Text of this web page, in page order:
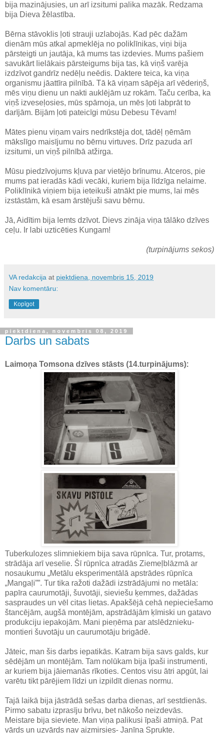
bija mazinājusies, un arī izsitumi palika mazāk. Redzama
bija Dieva žēlastība.
Bērna stāvoklis ļoti strauji uzlabojās. Kad pēc dažām
dienām mūs atkal apmeklēja no poliklīnikas, viņi bija
pārsteigti un jautāja, kā mums tas izdevies. Mums pašiem
savukārt lielākais pārsteigums bija tas, kā viņš varēja
izdzīvot gandrīz nedēļu neēdis. Daktere teica, ka viņa
organismu jāattīra pilnībā. Tā kā viņam sāpēja arī vēderiņš,
mēs viņu dienu un nakti auklējām uz rokām. Taču cerība, ka
viņš izveseļosies, mūs spārnoja, un mēs ļoti labprāt to
darījām. Bijām ļoti pateicīgi mūsu Debesu Tēvam!
Mātes pienu viņam vairs nedrīkstēja dot, tādēļ ņēmām
mākslīgo maisījumu no bērnu virtuves. Drīz pazuda arī
izsitumi, un viņš pilnībā atžirga.
Mūsu piedzīvojums kļuva par vietējo brīnumu. Atceros, pie
mums pat ieradās kādi vecāki, kuriem bija līdzīga nelaime.
Poliklīnikā viņiem bija ieteikuši atnākt pie mums, lai mēs
izstāstām, kā esam ārstējuši savu bērnu.
Jā, Aidītim bija lemts dzīvot. Dievs zināja viņa tālāko dzīves
ceļu. Ir labi uzticēties Kungam!
(turpinājums sekos)
VA redakcija at piektdiena, novembris 15, 2019
Nav komentāru:
Kopīgot
piektdiena, novembris 08, 2019
Darbs un sabats
Laimoņa Tomsona dzīves stāsts (14.turpinājums):
Tuberkulozes slimniekiem bija sava rūpnīca. Tur, protams,
strādāja arī veselie. Šī rūpnīca atradās Ziemeļblāzmā ar
nosaukumu „Metālu eksperimentālā apstrādes rūpnīca
„Mangaļi””. Tur tika ražoti dažādi izstrādājumi no metāla:
papīra caurumotāji, šuvotāji, sieviešu ķemmes, dažādas
saspraudes un vēl citas lietas. Apakšējā cehā nepieciešamo
štancējām, augšā montējām, apstrādājām ķīmiski un gatavo
produkciju iepakojām. Mani pieņēma par atslēdznieku-
montieri šuvotāju un caurumotāju brigādē.
Jāteic, man šis darbs iepatikās. Katram bija savs galds, kur
sēdējām un montējām. Tam nolūkam bija īpaši instrumenti,
ar kuriem bija jāiemanās rīkoties. Centos visu ātri apgūt, lai
varētu tikt pārējiem līdzi un izpildīt dienas normu.
Tajā laikā bija jāstrādā sešas darba dienas, arī sestdienās.
Pirmo sabatu izprasīju brīvu, bet nākošo neizdevās.
Meistare bija sieviete. Man viņa palikusi īpaši atmiņā. Pat
vārds un uzvārds nav aizmirsies- Janīna Sprukte.